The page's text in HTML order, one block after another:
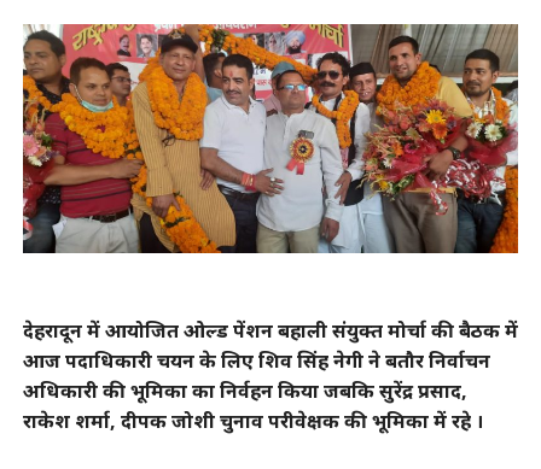
देहरादून में आयोजित ओल्ड पेंशन बहाली संयुक्त मोर्चा की बैठक में
आज पदाधिकारी चयन के लिए शिव सिंह नेगी ने बतौर निर्वाचन
अधिकारी की भूमिका का निर्वहन किया जबकि सुरेंद्र प्रसाद,
राकेश शर्मा, दीपक जोशी चुनाव परीवेक्षक की भूमिका में रहे ।